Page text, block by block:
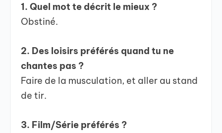
1. Quel mot te décrit le mieux ?
Obstiné.
2. Des loisirs préférés quand tu ne
chantes pas ?
Faire de la musculation, et aller au stand
de tir.
3. Film/Série préférés ?